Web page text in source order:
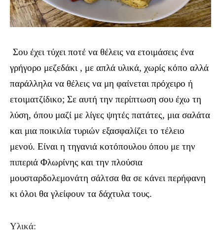
Σου έχει τύχει ποτέ να θέλεις να ετοιμάσεις ένα
γρήγορο μεζεδάκι , με απλά υλικά, χωρίς κόπο αλλά
παράλληλα να θέλεις να μη φαίνεται πρόχειρο ή
ετοιματζίδικο; Σε αυτή την περίπτωση σου έχω τη
λύση, όπου μαζί με λίγες ψητές πατάτες, μια σαλάτα
και μια ποικιλία τυριών εξασφαλίζει το τέλειο
μενού. Είναι η τηγανιά κοτόπουλου όπου με την
πιπεριά Φλωρίνης και την πλούσια
μουσταρδολεμονάτη σάλτσα θα σε κάνει περήφανη
κι όλοι θα γλείφουν τα δάχτυλα τους.
Υλικά: